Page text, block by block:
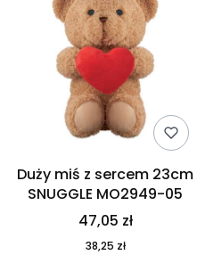
Duży miś z sercem 23cm
SNUGGLE MO2949-05
47,05 zł
38,25 zł